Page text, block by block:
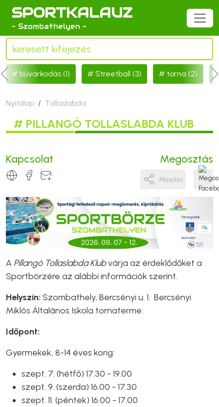
SPORTKALAUZ
- Szombathelyen -
búvárkodás (1) Streetball (3) torna (2)
Nyitólap Tollaslabda
# PILLANGÓ TOLLASLABDA KLUB
Kapcsolat Megosztás
Másolás
A Pillangó Tollaslabda Klubvárja az érdeklődőket a
Sportbörzére az alábbi információk szerint.
Helyszín: Szombathely, Bercsényi u. 1. Bercsényi
Miklós Általános Iskola tornaterme.
Időpont:
Gyermekek, 8-14 éves korig:
szept. 7. (hétfő) 17.30 - 19.00
szept. 9. (szerda) 16.00 - 17.30
szept. 11. (péntek) 16.00 - 17.00